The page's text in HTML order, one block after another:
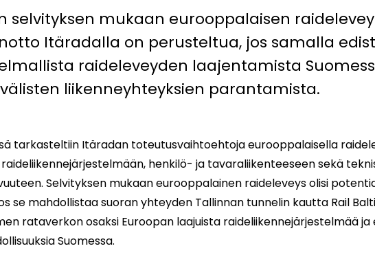
selvityksen mukaan eurooppalaisen
Itäradalla on perusteltua, jos samalla
raideleveyden laajentamista
liikenneyhteyksien parantamista.
tarkasteltiin Itäradan toteutusvaihtoehtoja eurooppalaisella
henkilö- ja tavaraliikenteeseen sekä
Selvityksen mukaan eurooppalainen raideleveys olisi
se mahdollistaa suoran yhteyden Tallinnan tunnelin kautta Rail
rataverkon osaksi Euroopan laajuista raideliikennejärjestelmää ja
Suomessa.